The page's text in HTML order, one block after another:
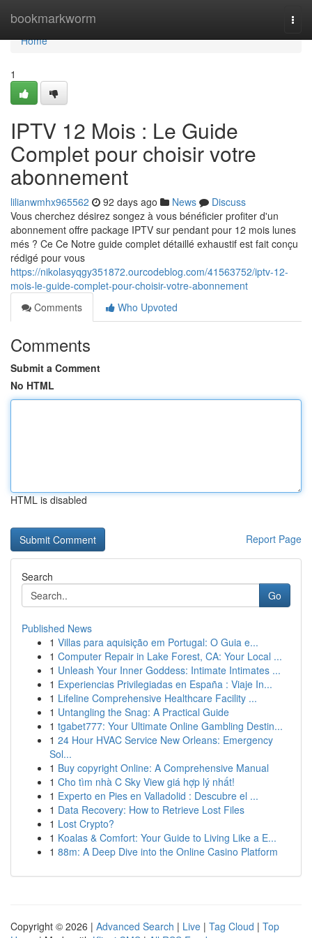
bookmarkworm
Home
Home
1
IPTV 12 Mois : Le Guide
Complet pour choisir votre
abonnement
lilianwmhx965562 92 days ago News
Discuss
Vous cherchez désirez songez à vous bénéficier profiter d'un
abonnement offre package IPTV sur pendant pour 12 mois lunes
més ? Ce Ce Notre guide complet détaillé exhaustif est fait conçu
rédigé pour vous
https://nikolasyqgy351872.ourcodeblog.com/41563752/iptv-12-
mois-le-guide-complet-pour-choisir-votre-abonnement
Comments
Who Upvoted
Comments
Submit a Comment
No HTML
HTML is disabled
Report Page
Search
Go
Published News
1 Villas para aquisição em Portugal: O Guia e...
1 Computer Repair in Lake Forest, CA: Your Local ...
1 Unleash Your Inner Goddess: Intimate Intimates ...
1 Experiencias Privilegiadas en España : Viaje In...
1 Lifeline Comprehensive Healthcare Facility ...
1 Untangling the Snag: A Practical Guide
1 tgabet777: Your Ultimate Online Gambling Destin...
1 24 Hour HVAC Service New Orleans: Emergency
Sol...
1 Buy copyright Online: A Comprehensive Manual
1 Cho tìm nhà C Sky View giá hợp lý nhất!
1 Experto en Pies en Valladolid : Descubre el ...
1 Data Recovery: How to Retrieve Lost Files
1 Lost Crypto?
1 Koalas & Comfort: Your Guide to Living Like a E...
1 88m: A Deep Dive into the Online Casino Platform
Copyright © 2026 | Advanced Search | Live | Tag Cloud | Top